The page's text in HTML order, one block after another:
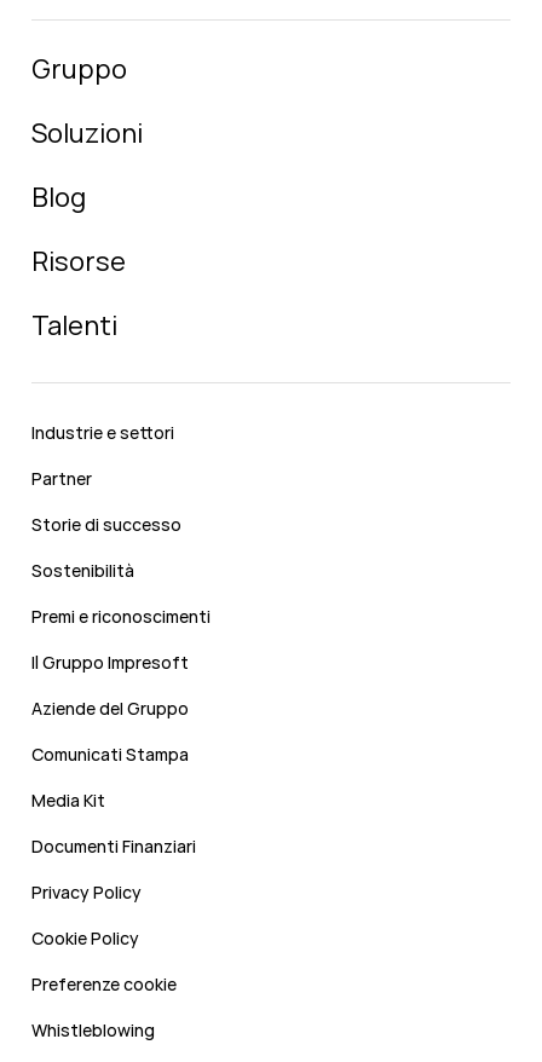
Gruppo
Soluzioni
Blog
Risorse
Talenti
Industrie e settori
Partner
Storie di successo
Sostenibilità
Premi e riconoscimenti
Il Gruppo Impresoft
Aziende del Gruppo
Comunicati Stampa
Media Kit
Documenti Finanziari
Privacy Policy
Cookie Policy
Preferenze cookie
Whistleblowing